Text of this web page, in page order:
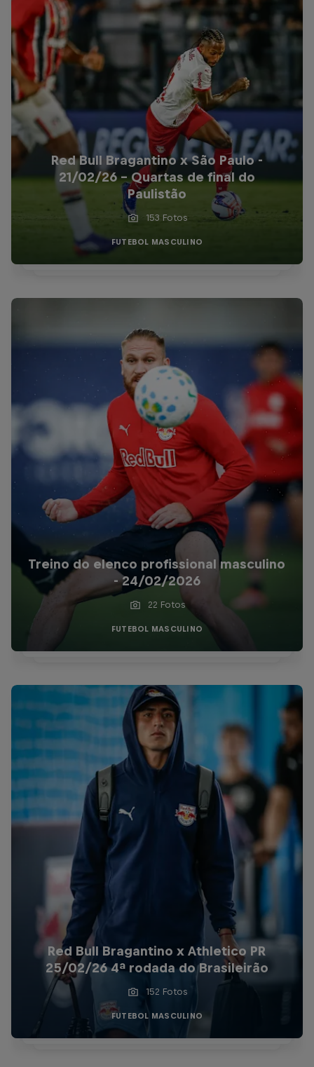
Red Bull Bragantino x São Paulo -
21/02/26 - Quartas de final do
Paulistão
153 Fotos
FUTEBOL MASCULINO
Treino do elenco profissional masculino
- 24/02/2026
22 Fotos
FUTEBOL MASCULINO
Red Bull Bragantino x Athletico PR
25/02/26 4ª rodada do Brasileirão
152 Fotos
FUTEBOL MASCULINO